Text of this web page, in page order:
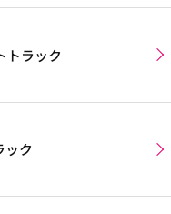
トラック
ック